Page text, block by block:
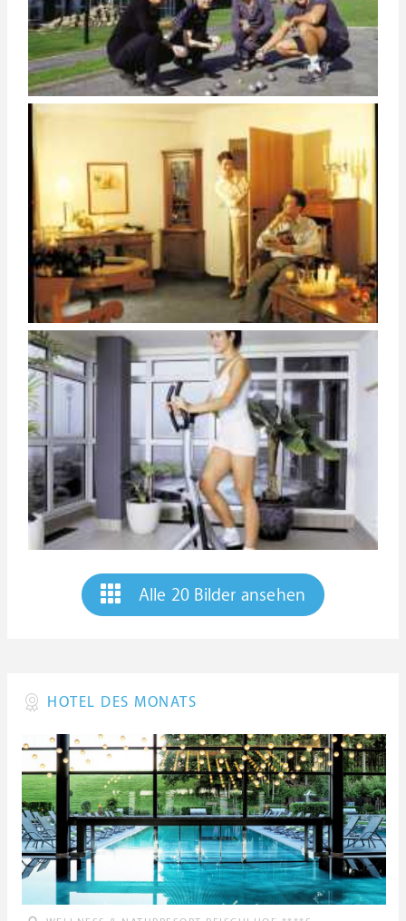
Alle 20 Bilder ansehen
HOTEL DES MONATS